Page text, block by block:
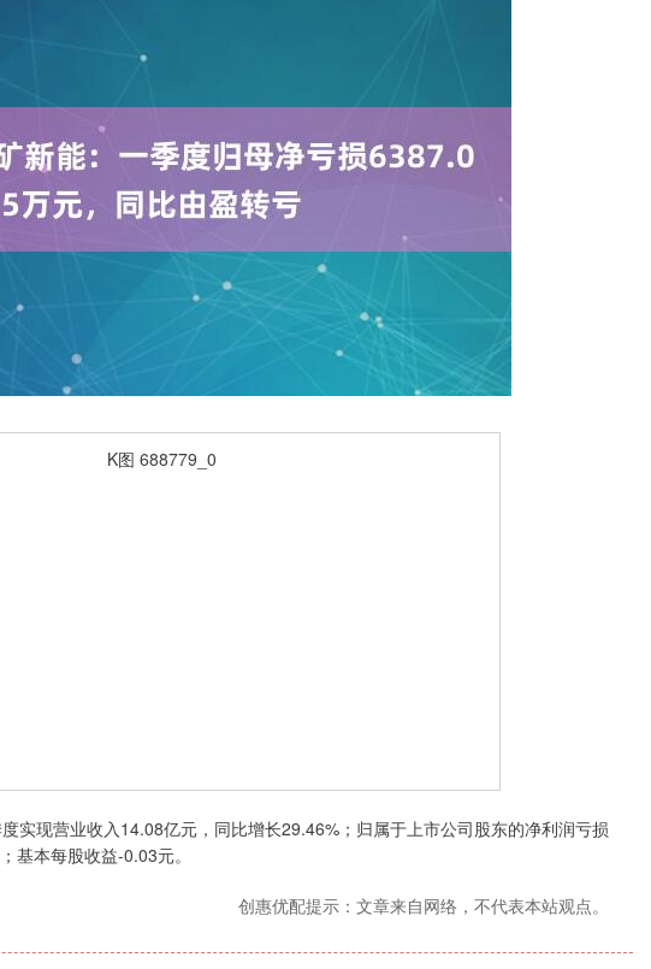
现营业收入14.08亿元，同比增长29.46%；归属于上市公司股东的净利润亏损
基本每股收益-0.03元。
创惠优配提示：文章来自网络，不代表本站观点。
200.89 1.42% 沪深300 4694.44 43.13